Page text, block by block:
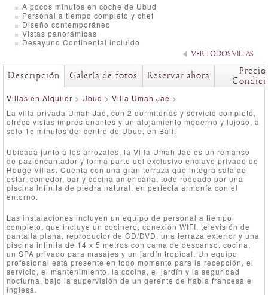
A pocos minutos en coche de Ubud
Personal a tiempo completo y chef
Diseño contemporáneo
Vistas panorámicas
Desayuno Continental incluido
VER TODOS VILLAS
Descripción Galería de fotos Reservar ahora
Villas en Alquiler > Ubud > Villa Umah Jae >
La villa privada Umah Jae, con 2 dormitorios y servicio completo,
ofrece vistas impresionantes y un alojamiento moderno y lujoso, a
solo 15 minutos del centro de Ubud, en Bali.
Ubicada junto a los arrozales, la Villa Umah Jae es un remanso
de paz encantador y forma parte del exclusivo enclave privado de
Rouge Villas. Cuenta con una gran terraza que integra sala de
estar, comedor, bar y cocina americana, todo rodeado por una
piscina infinita de piedra natural, en perfecta armonía con el
entorno.
Las instalaciones incluyen un equipo de personal a tiempo
completo, que incluye un cocinero, conexión WIFI, televisión de
pantalla plana, reproductor de CD/DVD, una terraza exterior y una
piscina infinita de 14 x 5 metros con cama de descanso, cocina,
un SPA privado para masajes y un jardín tropical. Un equipo
profesional está presente en todo momento para la recepción, el
servicio, el mantenimiento, la cocina, el jardín y la seguridad
nocturna, bajo la supervisión de un gerente de habla francesa e
inglesa.